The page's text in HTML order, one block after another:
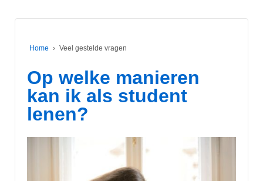
Home › Veel gestelde vragen
Op welke manieren
kan ik als student
lenen?